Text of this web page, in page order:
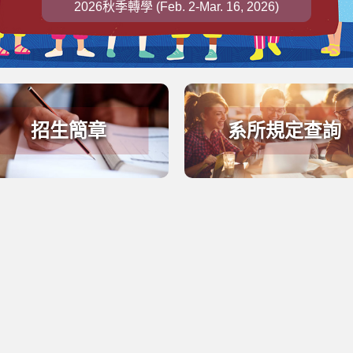
2026秋季轉學 (Feb. 2-Mar. 16, 2026)
招生簡章 系所規定查詢